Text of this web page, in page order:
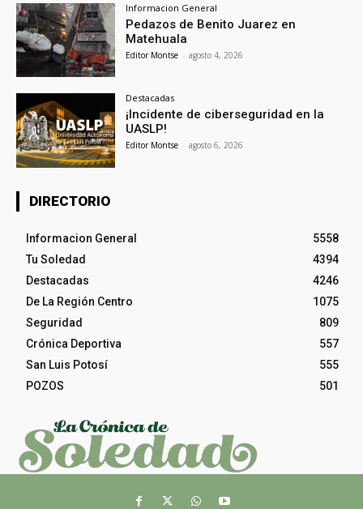
Informacion General
Pedazos de Benito Juarez en
Matehuala
Editor Montse - agosto 4, 2026
Destacadas
¡Incidente de ciberseguridad en la
UASLP!
Editor Montse - agosto 6, 2026
DIRECTORIO
Informacion General
5558
Tu Soledad
4394
Destacadas
4246
De La Región Centro
1075
Seguridad
809
Crónica Deportiva
557
San Luis Potosí
555
POZOS
501